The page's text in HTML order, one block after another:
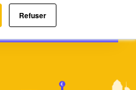
Refuser